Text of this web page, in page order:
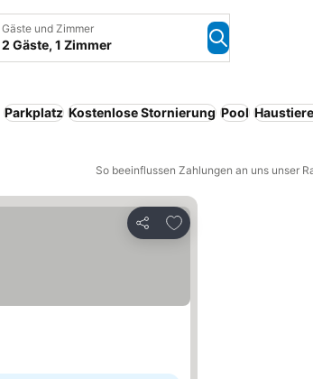
Gäste und Zimmer
2 Gäste, 1 Zimmer
Parkplatz Kostenlose Stornierung Pool
So beeinflussen Zahlungen an uns unser
Teilen
Zu Favoriten